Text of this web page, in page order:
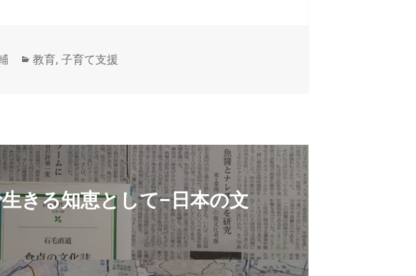
カ
教育, 子育て支援
きる知恵として−日本の文